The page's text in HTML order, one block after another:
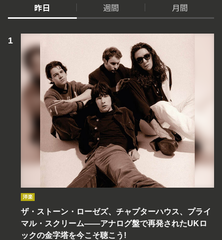
昨日 週間 月間
洋楽
ザ・ストーン・ローゼズ、チャプターハウス、プライ
マル・スクリーム――アナログ盤で再発されたUKロ
ックの金字塔を今こそ聴こう!